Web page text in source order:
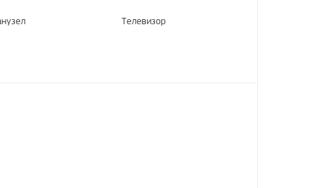
Телевизор